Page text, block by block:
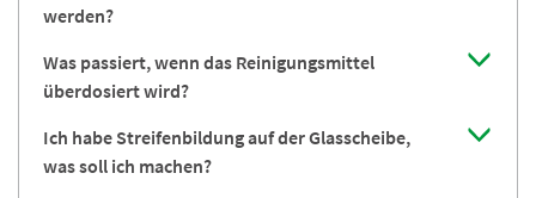
werden?
Was passiert, wenn das Reinigungsmittel
überdosiert wird?
Ich habe Streifenbildung auf der Glasscheibe,
was soll ich machen?